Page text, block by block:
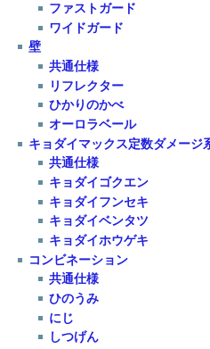
ファストガード
ワイドガード
壁
共通仕様
リフレクター
ひかりのかべ
オーロラベール
キョダイマックス定数ダメージ
共通仕様
キョダイゴクエン
キョダイフンセキ
キョダイベンタツ
キョダイホウゲキ
コンビネーション
共通仕様
ひのうみ
にじ
しつげん